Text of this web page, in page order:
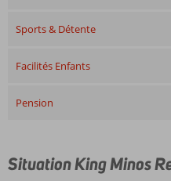
Sports & Détente
Facilités Enfants
Pension
Situation King Minos